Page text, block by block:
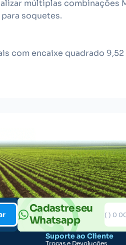
múltiplas combinações
soquetes.
com encaixe quadrado 9,52
Cadastre seu
Whatsapp
Suporte ao Cliente
Trocas e Devoluções